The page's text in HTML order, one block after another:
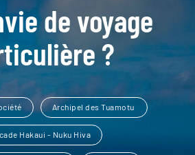
de voyage
?
Archipel des Tuamotu
Hakaui - Nuku Hiva